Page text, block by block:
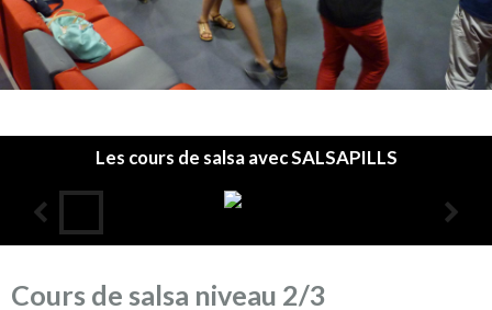
Les cours de salsa avec SALSAPILLS
Cours de salsa niveau 2/3